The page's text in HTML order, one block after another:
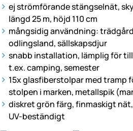
ej strömförande stängselnät,
längd 25 m, höjd 110 cm
mångsidig användning:
odlingsland, sällskapsdjur
snabb installation, lämplig för
t.ex. camping, semester
15x glasfiberstolpar med tramp
stolpen i marken, metallspik
diskret grön färg, finmaskigt nät,
UV-beständigt